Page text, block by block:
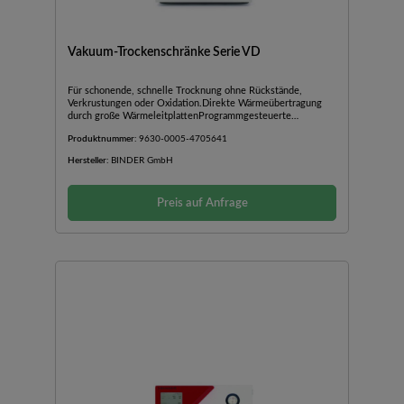
Vakuum-Trockenschränke Serie VD
Für schonende, schnelle Trocknung ohne Rückstände,
Verkrustungen oder Oxidation.Direkte Wärmeübertragung
durch große WärmeleitplattenProgrammgesteuerte
ProzessendeInterner Datenlogger, Messwerte im offenen
oder Umgebungsluft nutzbarSicherheitsglasscheibe, federnd
SichtfensterSpanneinschübe aus Aluminium, individuell
positionierbarEthernet-SchnittstelleFür nicht entflammbare
LösungsmittelController mit digitaler Anzeige von Druck und
Produktnummer: 9630-0005-4705641
Hersteller: BINDER GmbH
Preis auf Anfrage